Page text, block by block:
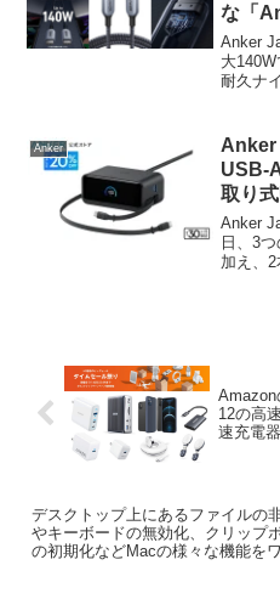
な「
USB-
Anker
大
耐久ナ
Anker
Anker
USB-
取り
源タ
巻取
Anker
日、3
加え、
Amazon
12の高
速充電
デスクトップ上にあるファイルの
やキーボードの無効化、クリップ
の初期化などMacの様々な機能をワ